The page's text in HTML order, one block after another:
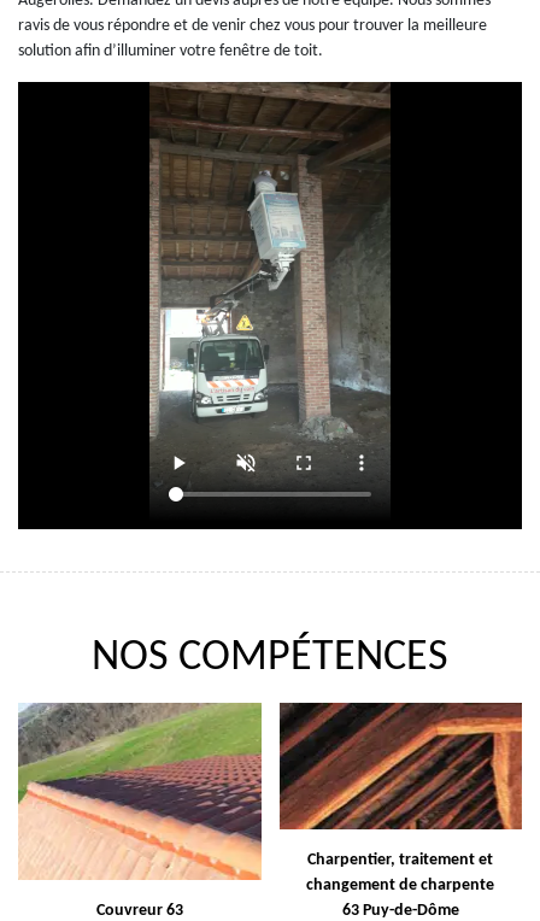
ravis de vous répondre et de venir chez vous pour trouver la meilleure
solution afin d’illuminer votre fenêtre de toit.
NOS COMPÉTENCES
Couvreur 63
Charpentier, traitement et
changement de charpente
63 Puy-de-Dôme